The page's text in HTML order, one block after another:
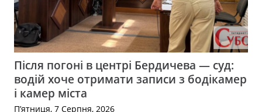
Після погоні в центрі Бердичева — суд:
водій хоче отримати записи з бодікамер
і камер міста
П’ятниця, 7 Серпня, 2026